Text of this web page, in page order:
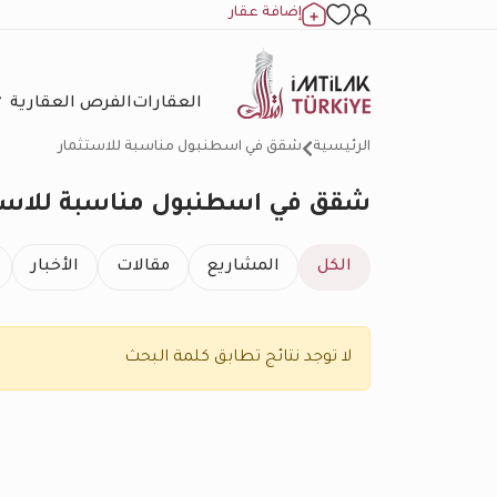
إضافة عقار
العقاراتالفرص العقارية
الرئيسية شقق في اسطنبول مناسبة للاستثمار
شقق في اسطنبول مناسبة
الكل المشاريع مقالات الأخبار
لا توجد نتائج تطابق كلمة البحث